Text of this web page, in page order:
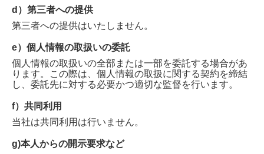
d）第三者への提供
第三者への提供はいたしません。
e）個人情報の取扱いの委託
個人情報の取扱いの全部または一部を委託する場合があ
ります。この際は、個人情報の取扱に関する契約を締結
し、委託先に対する必要かつ適切な監督を行います。
f）共同利用
当社は共同利用は行いません。
g)本人からの開示要求など